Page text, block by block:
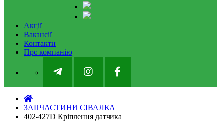
Акції
Вакансії
Контакти
Про компанію
ЗАПЧАСТИНИ СІВАЛКА
402-427D Кріплення датчика